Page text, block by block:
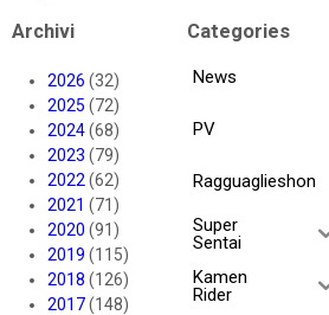
Archivi
2026 (32)
2025 (72)
2024(68)
2023 (79)
2022 (62)
2021 (71)
2020 (91)
2019 (115)
2018 (126)
2017(148)
Categories
News
PV
Ragguaglieshon
Super
Sentai
Kamen
Rider